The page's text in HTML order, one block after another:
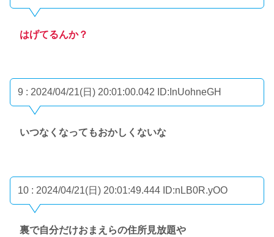
はげてるんか？
9 : 2024/04/21(日) 20:01:00.042 ID:InUohneGH
いつなくなってもおかしくないな
10 : 2024/04/21(日) 20:01:49.444 ID:nLB0R.yOO
裏で自分だけおまえらの住所見放題や